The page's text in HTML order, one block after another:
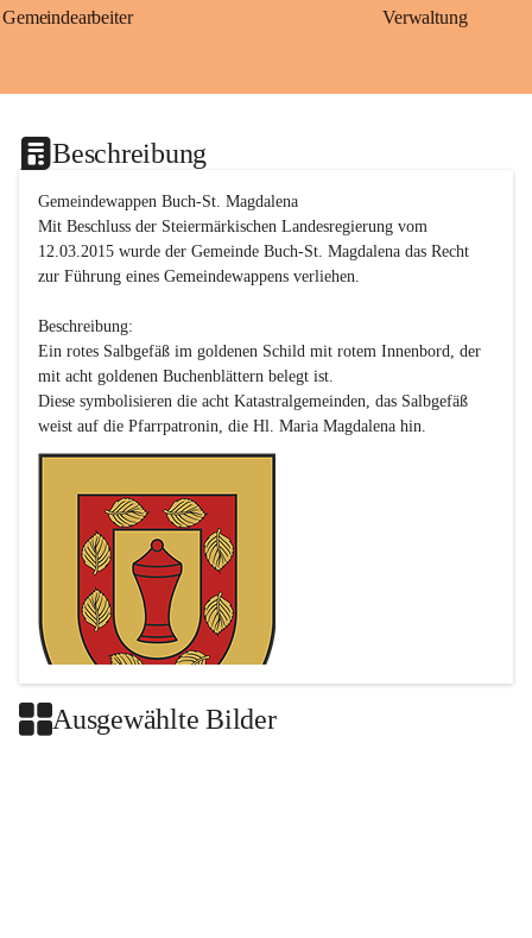
Gemeindearbeiter Verwaltung
Beschreibung
Gemeindewappen Buch-St. Magdalena
Mit Beschluss der Steiermärkischen Landesregierung vom
12.03.2015 wurde der Gemeinde Buch-St. Magdalena das Recht
zur Führung eines Gemeindewappens verliehen.
Beschreibung:
Ein rotes Salbgefäß im goldenen Schild mit rotem Innenbord, der
mit acht goldenen Buchenblättern belegt ist.
Diese symbolisieren die acht Katastralgemeinden, das Salbgefäß
Ausgewählte Bilder